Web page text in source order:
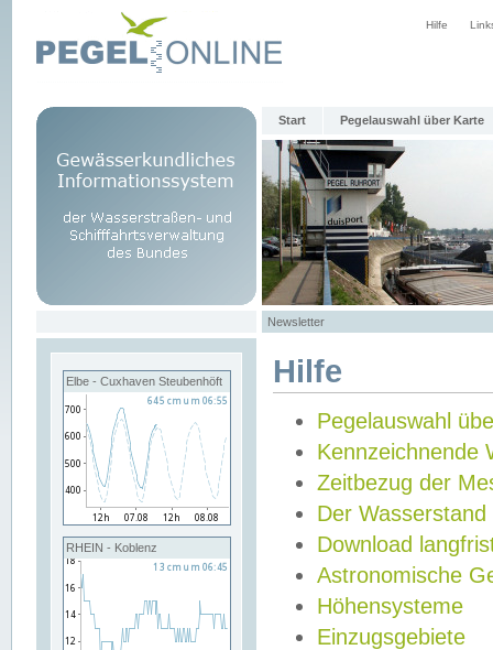
Hilfe
Start Pegelauswahl über Karte
Newsletter
Elbe - Cuxhaven Steubenhöft
RHEIN - Koblenz
Hilfe
Pegelauswahl
Kennzeichnende
Zeitbezug der
Der Wasserstand
Download
Astronomische
Höhensysteme
Einzugsgebiete